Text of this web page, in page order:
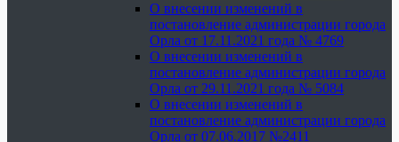
О внесении изменений в
постановление администрации города
Орла от 17.11.2021 года № 4769
О внесении изменений в
постановление администрации города
Орла от 29.11.2021 года № 5084
О внесении изменений в
постановление администрации города
Орла от 07.06.2017 №2411